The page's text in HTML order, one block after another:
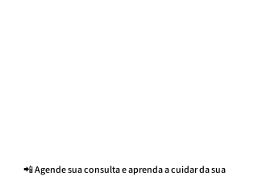
📲 Agende sua consulta e aprenda a cuidar da sua